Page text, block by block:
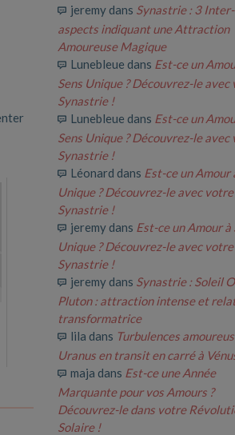
jeremydans Synastrie : 3 Inter-
aspects indiquant une Attraction
Amoureuse Magique
Lunebleue dans Est-ce un
Sens Unique ? Découvrez-le avec
Synastrie !
Lunebleue dans Est-ce un
Sens Unique ? Découvrez-le avec
Synastrie !
Léonard dans Est-ce un Amour
Unique ? Découvrez-le avec votre
Synastrie !
jeremydans Est-ce un Amour à
Unique ? Découvrez-le avec votre
Synastrie !
jeremydans Synastrie : Soleil
Pluton : attraction intense et
transformatrice
lila dans Turbulences
Uranus en transit en carré à
maja dans Est-ce une Année
Marquante pour vos Amours ?
Découvrez-le dans votre
Solaire !